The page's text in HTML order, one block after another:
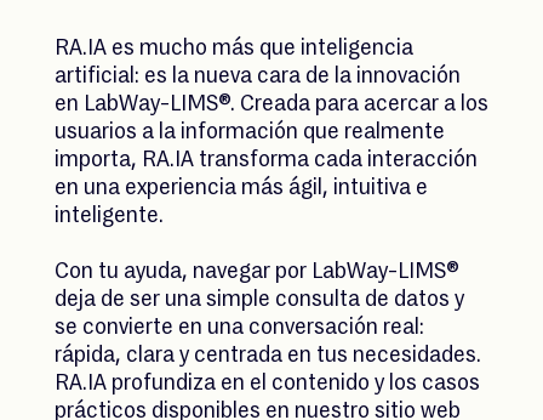
RA.IA es mucho más que inteligencia
artificial: es la nueva cara de la innovación
en LabWay-LIMS®. Creada para acercar a los
usuarios a la información que realmente
importa, RA.IA transforma cada interacción
en una experiencia más ágil, intuitiva e
inteligente.
Con tu ayuda, navegar por LabWay-LIMS®
deja de ser una simple consulta de datos y
se convierte en una conversación real:
rápida, clara y centrada en tus necesidades.
RA.IA profundiza en el contenido y los casos
prácticos disponibles en nuestro sitio web